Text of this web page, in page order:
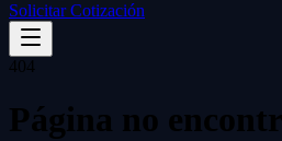
Solicitar Cotización
404
Página no